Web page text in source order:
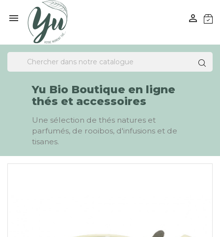
 
Yu Bio Boutique en ligne
thés et accessoires
Une sélection de thés natures et
parfumés, de rooibos, d'infusions et de
tisanes.